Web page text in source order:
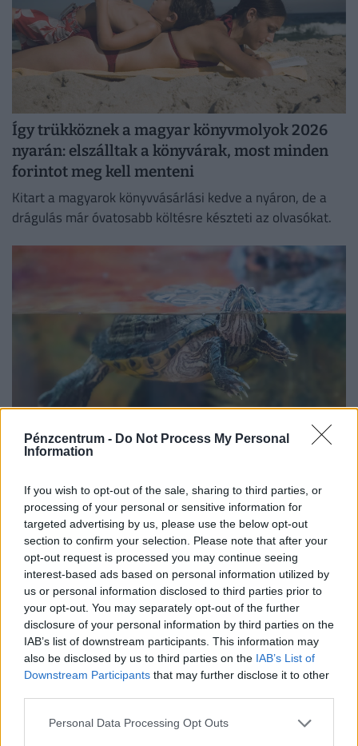
Pénzcentrum - Do Not Process My Personal
Information
If you wish to opt-out of the sale, sharing to third parties, or
processing of your personal or sensitive information for
targeted advertising by us, please use the below opt-out
section to confirm your selection. Please note that after your
opt-out request is processed you may continue seeing
interest-based ads based on personal information utilized by
us or personal information disclosed to third parties prior to
your opt-out. You may separately opt-out of the further
disclosure of your personal information by third parties on the
IAB’s list of downstream participants. This information may
also be disclosed by us to third parties on the IAB’s List of
Downstream Participants that may further disclose it to other
Personal Data Processing Opt Outs
Így trükköznek a magyar könyvmolyok 2026
nyarán: elszálltak a könyvárak, most minden
forintot meg kell menteni
Kitart a magyarok könyvvásárlási kedve a nyáron, de a
drágulás már óvatosabb költésre készteti az olvasókat.
Mennyi egy ékszerteknős ára 2026-ban,
helyen
Az ékszerteknős sokszor olcsón beszerezhető, de a
tartása az első évben akár több százezer forintos kiadás
is lehet. Mutatjuk, miből áll össze a teknőstartás
költsége!